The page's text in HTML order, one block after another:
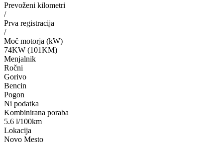
Prevoženi kilometri
/
Prva registracija
/
Moč motorja (kW)
74KW (101KM)
Menjalnik
Ročni
Gorivo
Bencin
Pogon
Ni podatka
Kombinirana poraba
5.6 l/100km
Lokacija
Novo Mesto